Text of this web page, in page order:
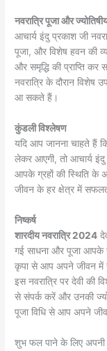
नवरात्रि पूजा और
आचार्य इंदु प्रकाश जी
पूजा, और विशेष हवन की
और समृद्धि की प्राप्ति
नवरात्रि के दौरान
आ सकते हैं।
कुंडली विश्लेषण
यदि आप जानना चाहते हैं
लेकर आएगी, तो आचार्य
आपके ग्रहों की स्थिति के
जीवन के हर क्षेत्र में
निष्कर्ष
शारदीय नवरात्रि 2024
गई साधना और पूजा आपके
कृपा से आप अपने जीवन में
इस नवरात्रि पर देवी की
से संपर्क करें और उनकी
पूजा विधि से आप अपने
शुभ फल पाने के लिए